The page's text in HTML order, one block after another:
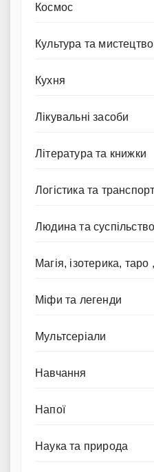
Космос
Культура та мистецтво
Кухня
Лікувальні засоби
Література та книжки
Логістика та транспорт
Людина та суспільство
Магія, ізотерика, таро
Міфи та легенди
Мультсеріали
Навчання
Напої
Наука та природа